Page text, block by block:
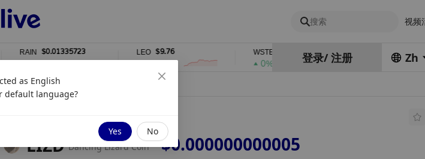
搜索 视频
RAIN $0.01335723
1%
$9.76
0%
WSTETH $2,378.84
0%
$0.76762686
登录/ 注册 Zh
LIZD Dancing Lizard Coin $0.000000000005
as English
default language?
Yes No